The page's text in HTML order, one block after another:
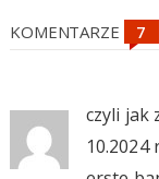
KOMENTARZE
czyli jak
10.2024